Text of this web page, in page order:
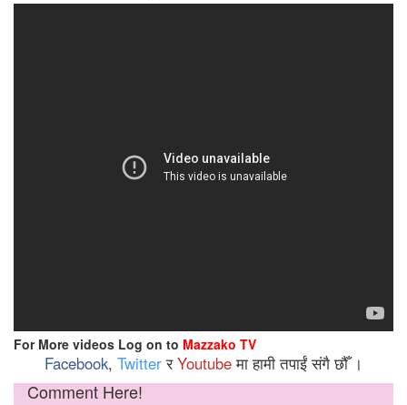
For More videos Log on to Mazzako TV
Facebook, TwitterरYoutubeमा हामी तपाईं संगै छौँ ।
Comment Here!